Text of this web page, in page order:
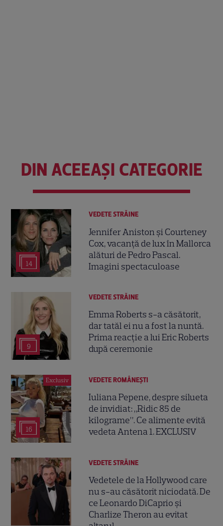
DIN ACEEAȘI CATEGORIE
14
VEDETE STRĂINE
Jennifer Aniston și Courteney
Cox, vacanță de lux în Mallorca
alături de Pedro Pascal.
Imagini spectaculoase
9
VEDETE STRĂINE
Emma Roberts s-a căsătorit,
dar tatăl ei nu a fost la nuntă.
Prima reacție a lui Eric Roberts
după ceremonie
Exclusiv
16
VEDETE ROMÂNEŞTI
Iuliana Pepene, despre silueta
de invidiat: „Ridic 85 de
kilograme”. Ce alimente evită
vedeta Antena 1. EXCLUSIV
VEDETE STRĂINE
Vedetele de la Hollywood care
nu s-au căsătorit niciodată. De
ce Leonardo DiCaprio și
Charlize Theron au evitat